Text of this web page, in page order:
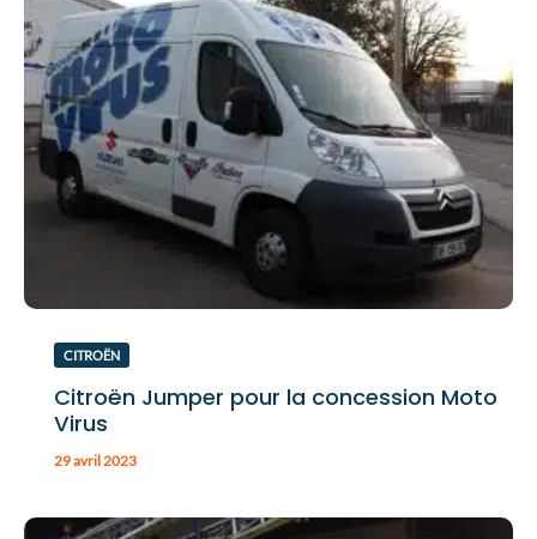
CITROËN
Citroën Jumper pour la concession Moto
Virus
29 avril 2023